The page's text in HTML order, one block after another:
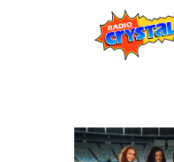
Estaciones